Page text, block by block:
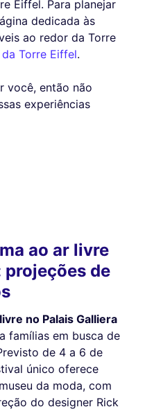
Eiffel. Para planejar
dedicada às
ao redor da Torre
Torre Eiffel.
você, então não
experiências
ao ar livre
projeções de
no Palais Galliera
famílias em busca de
de 4 a 6 de
único oferece
da moda, com
do designer Rick